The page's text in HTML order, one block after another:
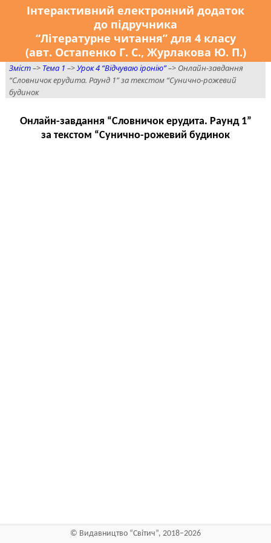
Інтерактивний електронний додаток
до підручника
“Літературне читання” для 4 класу
(авт. Остапенко Г. С., Журлакова Ю. П.)
Зміст–> Тема 1 –>Урок 4 “Відчуваю іронію”–> Онлайн-завдання
“Словничок ерудита. Раунд 1” за текстом “Сунично-рожевий
будинок
Онлайн-завдання “Словничок ерудита. Раунд 1”
за текстом “Сунично-рожевий будинок
© Видавництво “Світич”, 2018–2026